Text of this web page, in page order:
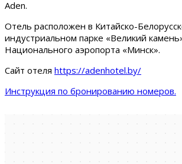
Aden.
Отель расположен в Китайско-
индустриальном парке «Великий
Национального аэропорта «Минск».
Сайт отеля https://adenhotel.by/
Инструкция по бронированию номеров.